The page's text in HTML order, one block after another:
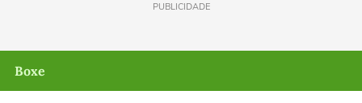
PUBLICIDADE
Boxe